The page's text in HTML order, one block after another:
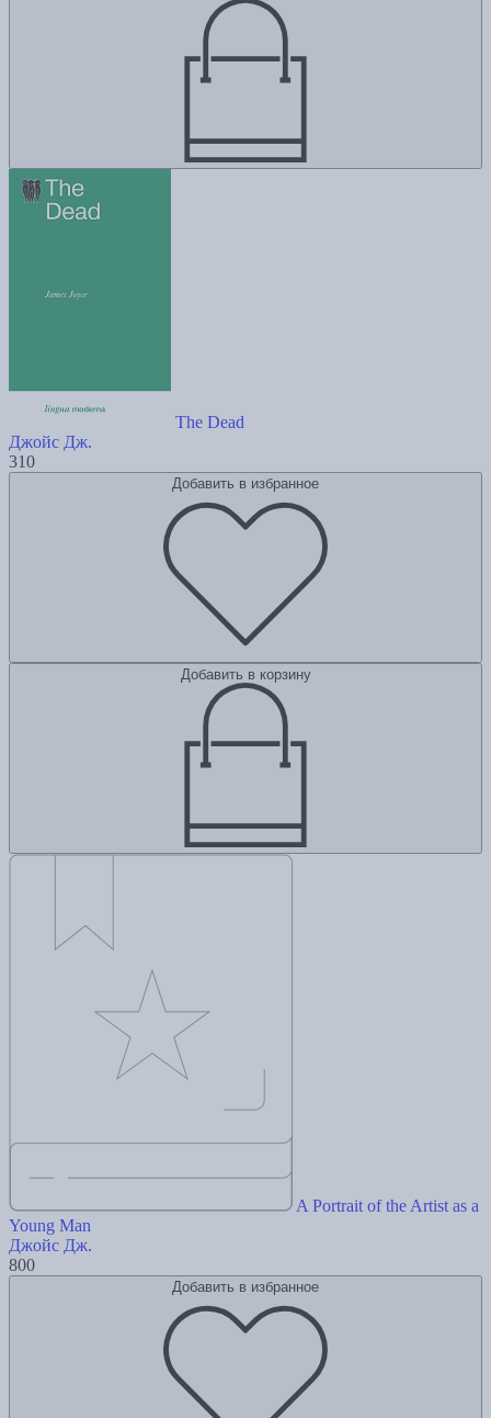
The Dead
Джойс Дж.
310
Добавить в избранное
Добавить в корзину
A Portrait of the Artist as a
Young Man
Джойс Дж.
800
Добавить в избранное